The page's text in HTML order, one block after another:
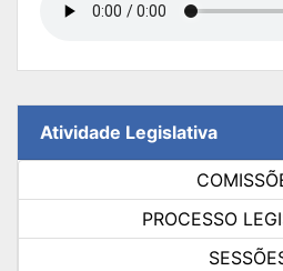
Atividade Legislativa
PROCESSO